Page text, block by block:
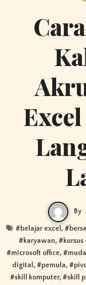
By
#belajar excel, #
#karyawan, #kursus
#microsoft office, #
digital, #pemula, #
#skill komputer, #skill